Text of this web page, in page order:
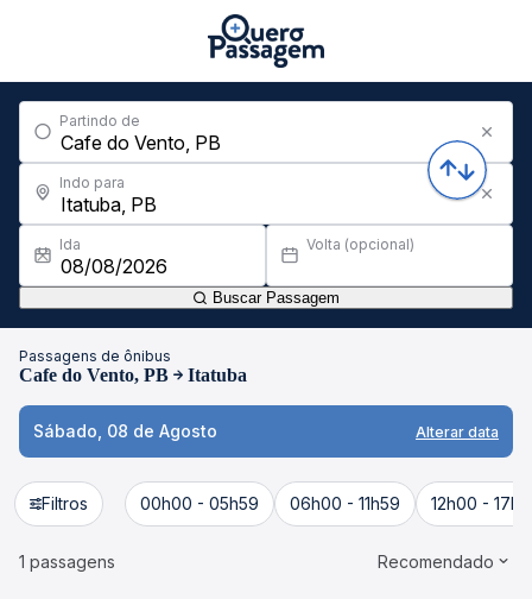
Partindo de
Indo para
Ida Volta (opcional)
Buscar Passagem
Passagens de ônibus
Cafe do Vento, PB Itatuba
Sábado, 08 de Agosto Alterar data
Filtros 00h00 - 05h59 06h00 - 11h59 12h00 -
1 passagens Recomendado